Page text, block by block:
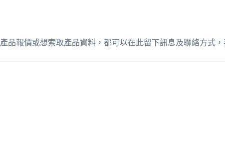
產品報價或想索取產品資料，都可以在此留下訊息及聯絡方式